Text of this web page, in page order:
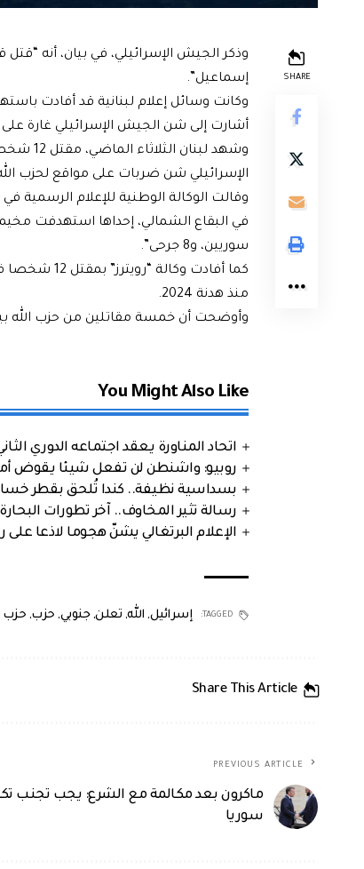
SHARE
وذكر الجيش الإسرائيلي، في بيان، أنه
إسماعيل”.
وكانت وسائل إعلام لبنانية قد أفادت
أشارت إلى شن الجيش الإسرائيلي غارة
وشهد
الإسرائيلي شن ضربات على مواقع لحزب
وقالت الوكالة الوطنية للإعلام الرسمية
سوريين، و8 جرحى”.
كما أفادت
منذ هدنة 2024.
وأوضحت أن خمسة مقاتلين من حزب الله بين 12 قتيلا الذين سقطوا جراء الغارات
You Might Also Like
اتحاد المناورة يعقد اجتماعه الدوري الثاني
روبيو: واشنطن لن تفعل شيئا يقوض
بسداسية نظيفة.. كندا تُلحق بقطر
رسالة تثير المخاوف.. آخر تطورات
الإعلام البرتغالي يشنّ هجوما لاذعا على
TAGGED: إسرائيل, الله, تعلن,جنوبي, حزب, حزب
Share This Article
PREVIOUS ARTICLE
ماكرون بعد مكالمة مع الشرع: يجب تجنب
سوريا